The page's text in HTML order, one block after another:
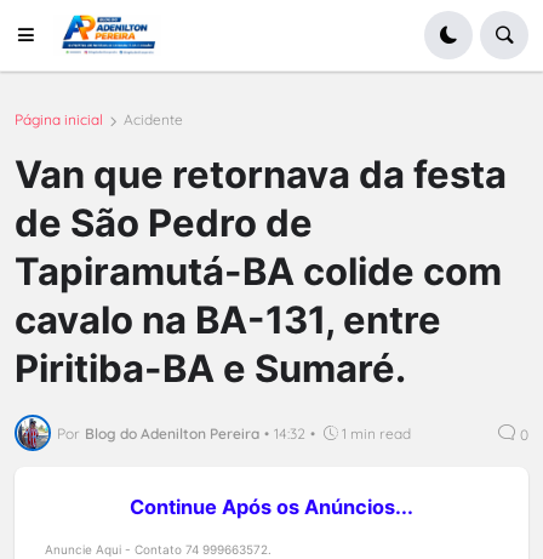
Página inicial Acidente
Van que retornava da festa
de São Pedro de
Tapiramutá-BA colide com
cavalo na BA-131, entre
Piritiba-BA e Sumaré.
Por Blog do Adenilton Pereira • 14:32 • 1 min read 0
Continue Após os Anúncios...
Anuncie Aqui - Contato 74 999663572.